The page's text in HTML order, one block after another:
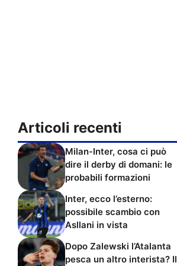
Articoli recenti
Milan-Inter, cosa ci può
dire il derby di domani: le
probabili formazioni
Inter, ecco l’esterno:
possibile scambio con
Asllani in vista
Dopo Zalewski l’Atalanta
pesca un altro interista? Il